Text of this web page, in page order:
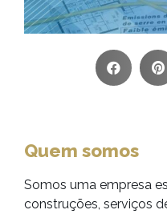
Quem somos
Somos uma empresa
construções, serviços